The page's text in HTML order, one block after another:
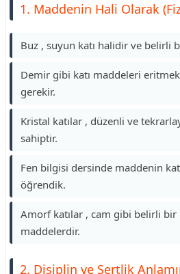
1. Maddenin Hali Olarak
Buz , suyun katı halidir ve belirli
Demir gibi katı maddeleri
gerekir.
Kristal katılar , düzenli ve
sahiptir.
Fen bilgisi dersinde maddenin
öğrendik.
Amorf katılar , cam gibi belirli bir
maddelerdir.
2. Disiplin ve Sertlik